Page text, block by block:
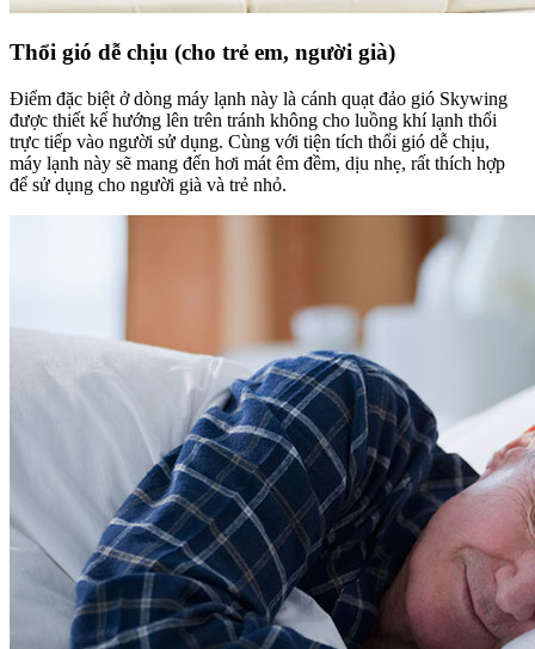
Thổi gió dễ chịu (cho trẻ em, người già)
Điểm đặc biệt ở dòng máy lạnh này là cánh quạt đảo gió Skywing
được thiết kế hướng lên trên tránh không cho luồng khí lạnh thổi
trực tiếp vào người sử dụng. Cùng với tiện tích thổi gió dễ chịu,
máy lạnh này sẽ mang đến hơi mát êm đềm, dịu nhẹ, rất thích hợp
để sử dụng cho người già và trẻ nhỏ.